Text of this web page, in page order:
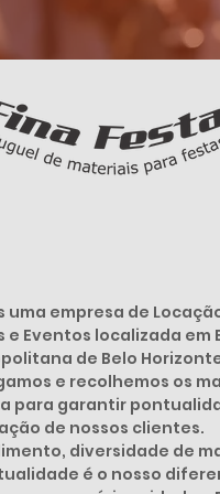
uma empresa de
e Eventos localizada em
de Belo
e recolhemos os
para garantir
de nossos clientes.
diversidade de
é o nosso